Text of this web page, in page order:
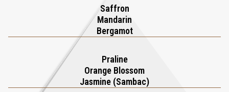
Jeho srdce kvete jasmínem Sambac Absolute, pomerančovým
květem a pralinkou, což vyvolává chvíle radosti a požitku. Základ
složený z kašmírového dřeva, cedrového dřeva a vanilky ukotvuje
vůni teplem a symbolizuje trvalé vzpomínky, které v nás zůstávají.
Parfém Tempfluo Extrait de Parfum je voňavou připomínkou,
abyste přijali příliv a odliv času a aby každý okamžik měl smysl.
Saffron
Mandarin
Bergamot
Praline
Orange Blossom
Jasmine (Sambac)